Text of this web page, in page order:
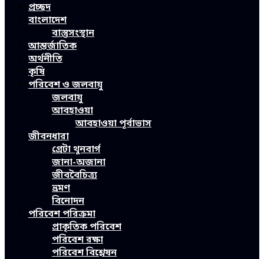
প্রচ্ছদ
বাংলাদেশ
বাস্তুসংস্থান
আন্তর্জাতিক
অর্থনীতি
কৃষি
পরিবেশ ও জলবায়ু
জলবায়ু
আবহাওয়া
আবহাওয়া পূর্বাভাস
জীবনধারা
গ্রেটা থুনবার্গ
জানা-অজানা
জীববৈচিত্র্য
ভ্রমণ
বিনোদন
পরিবেশ পরিক্রমা
প্রাকৃতিক পরিবেশ
পরিবেশ রক্ষা
পরিবেশ বিশ্লেষন